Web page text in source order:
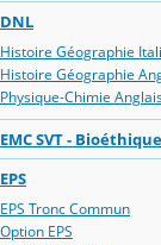
DNL
Histoire Géographie
Histoire Géographie
Physique-Chimie
EMC SVT - Bioéthique
EPS
EPS Tronc Commun
Option EPS